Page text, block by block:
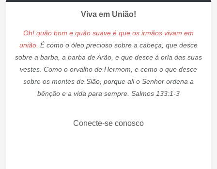
Viva em União!
Oh! quão bom e quão suave é que os irmãos vivam em
união. É como o óleo precioso sobre a cabeça, que desce
sobre a barba, a barba de Arão, e que desce à orla das suas
vestes. Como o orvalho de Hermom, e como o que desce
sobre os montes de Sião, porque ali o Senhor ordena a
bênção e a vida para sempre. Salmos 133:1-3
Conecte-se conosco